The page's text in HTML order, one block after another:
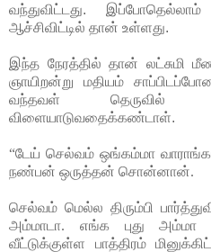
வந்துவிட்டது.
ஆச்சிவிட்டில் தான் உள்ளது.
இந்த நேரத்தில் தான் லட்சுமி
ஞாயிறன்று மதியம்
வந்தவள் தெருவில்
விளையாடுவதைக்கண்டாள்.
“டேய் செல்வம் ஒங்கம்மா
நண்பன் ஒருத்தன் சொன்னான்.
செல்வம் மெல்ல திரும்பி
அம்மாடா. எங்க புது அம்மா
வீட்டுக்குள்ள பாத்திரம்